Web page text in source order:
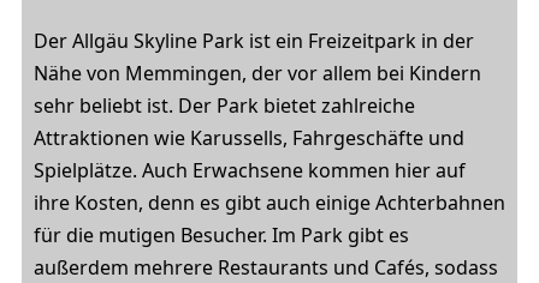
Der Allgäu Skyline Park ist ein Freizeitpark in der
Nähe von Memmingen, der vor allem bei Kindern
sehr beliebt ist. Der Park bietet zahlreiche
Attraktionen wie Karussells, Fahrgeschäfte und
Spielplätze. Auch Erwachsene kommen hier auf
ihre Kosten, denn es gibt auch einige Achterbahnen
für die mutigen Besucher. Im Park gibt es
außerdem mehrere Restaurants und Cafés, sodass